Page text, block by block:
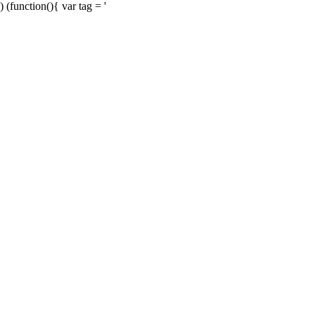
) (function(){ var tag = '